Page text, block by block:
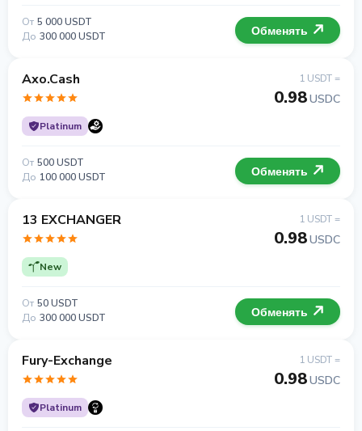
От 5 000 USDT
До 300 000 USDT Обменять
Axo.Cash
Platinum
1 USDT =
0.98USDC
От 500 USDT
До 100 000 USDT Обменять
13 EXCHANGER
New
1 USDT =
0.98USDC
От 50 USDT
До 300 000 USDT Обменять
Fury-Exchange
Platinum
1 USDT =
0.98USDC